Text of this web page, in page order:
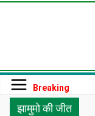
Breaking
झामुमो की जीत